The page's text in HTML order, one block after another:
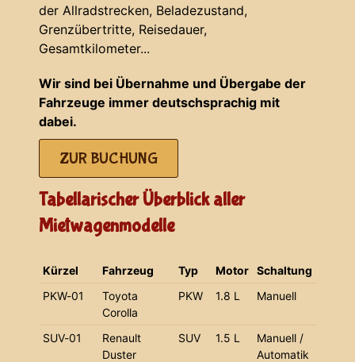
der Allradstrecken, Beladezustand,
Grenzübertritte, Reisedauer,
Gesamtkilometer...
Wir sind bei Übernahme und Übergabe der
Fahrzeuge immer deutschsprachig mit
dabei.
ZUR BUCHUNG
Tabellarischer Überblick aller
Mietwagenmodelle
Kürzel Fahrzeug Typ Motor Schaltung
PKW-01
Toyota
Corolla
PKW 1.8 L Manuell
SUV-01
Renault
Duster
SUV 1.5 L
Manuell /
Automatik